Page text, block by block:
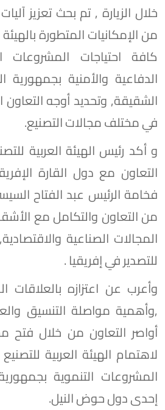
خلال الزيارة , تم بحث تعزيز
من الإمكانيات المتطورة بالهيئة
كافة احتياجات المشروعات
الدفاعية والأمنية بجمهورية
الشقيقة, وتحديد أوجه التعاون
في مختلف مجالات التصنيع.
و أكد رئيس الهيئة العربية
التعاون مع دول القارة
فخامة الرئيس عبد الفتاح
من التعاون والتكامل مع
المجالات الصناعية
للتصدير في إفريقيا .
وأعرب عن اعتزازه بالعلاقات
,وأهمية مواصلة التنسيق
أواصر التعاون من خلال فتح
لاهتمام الهيئة العربية
المشروعات التنموية
إحدى دول حوض النيل.